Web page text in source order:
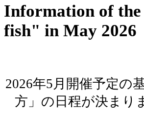
Information of
fish" in May 2026
2026年5月開催予定の
方」の日程が決まり